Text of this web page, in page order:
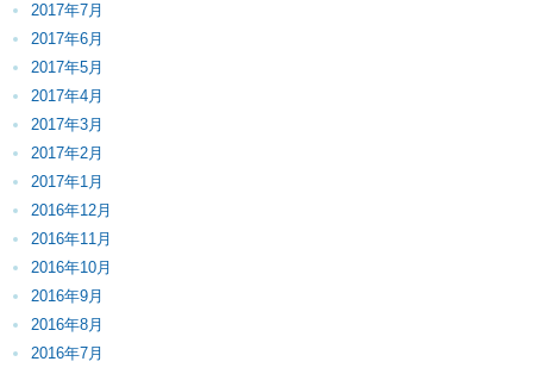
2017年7月
2017年6月
2017年5月
2017年4月
2017年3月
2017年2月
2017年1月
2016年12月
2016年11月
2016年10月
2016年9月
2016年8月
2016年7月